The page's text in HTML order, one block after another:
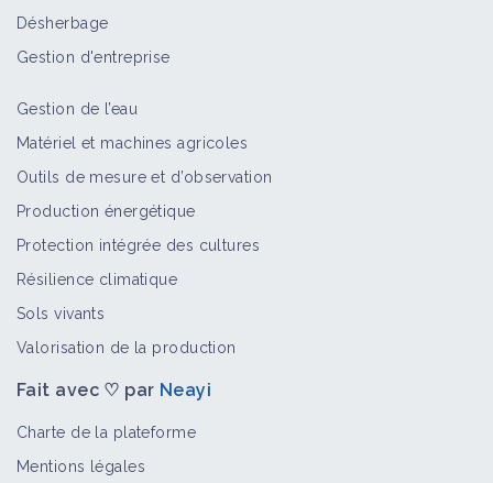
Désherbage
Gestion d'entreprise
Gestion de l’eau
Matériel et machines agricoles
Outils de mesure et d’observation
Production énergétique
Protection intégrée des cultures
Résilience climatique
Sols vivants
Valorisation de la production
Fait avec ♡ par Neayi
Charte de la plateforme
Mentions légales